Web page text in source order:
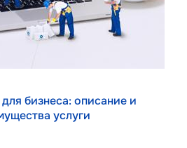
бизнеса: описание и
услуги